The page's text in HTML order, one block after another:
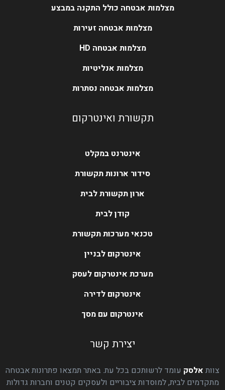
מצלמות אבטחה כולל התקנה במבצע
מצלמות אבטחה זעירות
מצלמות אבטחה HD
מצלמות אנליטיות
מצלמות אבטחה נסתרות
תקשורת ואינטרקום
אינטרנט במקלט
סידור ארונות תקשורת
ארון תקשורת לבית
קודן לבית
טכנאי מערכות תקשורת
אינטרקום לבניין
מערכת אינטרקום לעסק
אינטרקום לדירה
אינטרקום עם מסך
יצירת קשר
צוות אלסק עומד לרשותכם בכל עת. באתר תמצאו פתרונות אבטחה
מתקדמים לבית, למוסדות ציבוריים ולעסקים קטנים וחברות גדולות